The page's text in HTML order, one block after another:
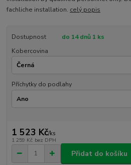
fachliche installation. celý popis
Dostupnost
do 14 dnů 1 ks
Kobercovina
Příchytky do podlahy
1 523 Kč/ks
1 259 Kč bez DPH
Přidat do košíku